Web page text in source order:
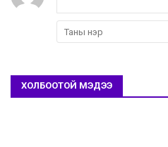
ХОЛБООТОЙ МЭДЭЭ